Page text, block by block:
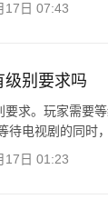
17日 07:43
级别要求吗
要求。玩家需要
待电视剧的同时
17日 01:23